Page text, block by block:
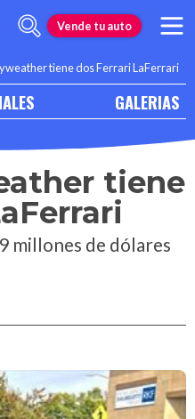
Vende tu auto
tiene dos Ferrari LaFerrari
GALERIAS
tiene
millones de dólares